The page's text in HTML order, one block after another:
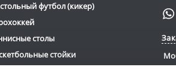
футбол (кикер)
столы
стойки